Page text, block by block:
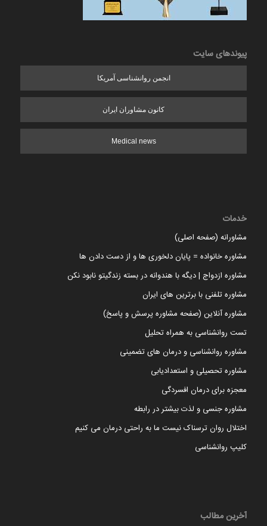
پیوندهای سایت
انجمن روانشناسی آمریکا
کانون مشاوران ایران
Medical news
خدمات
مشاورانه (صفحه اصلی)
مشاوره خانواده = پایان دلخوری ها و از دست دادن ها
مشاوره ازدواج | دیگه با هندوانه در بسته زندگیتو نابود نکن
مشاوره تلفنی با برترین های ایران
مشاوره آنلاین (صفحه مشاوره پرسش و پاسخ)
تست روانشناسی به همراه تحلیل
مشاوره روانشناسی و درمان های تضمینی
مشاوره تحصیلی و استعدادیابی
معجزه برای درمان افسردگی
مشاوره جنسی و لذت بیشتر در رابطه
اختلال روان ترسناک نیست ما به راحتی درمان می کنیم
کلیپ روانشناسی
آخرین مطالب